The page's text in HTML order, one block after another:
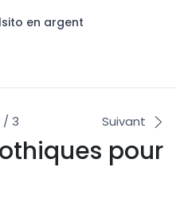
en argent
/ 3 Suivant
pour